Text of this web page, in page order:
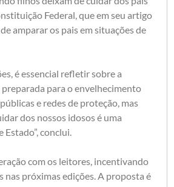
Federal, que em seu artigo
amparar os pais em situações de
é essencial refletir sobre a
para o envelhecimento
e redes de proteção, mas
dos nossos idosos é uma
conclui.
com os leitores, incentivando
nas próximas edições. A proposta é